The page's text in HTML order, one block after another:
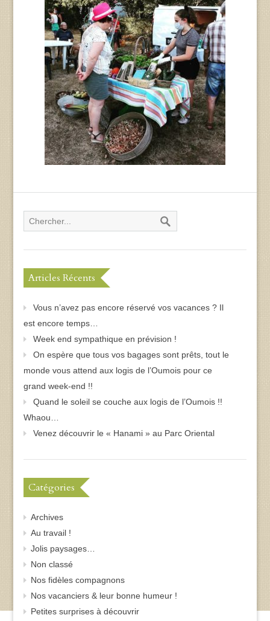
Articles Récents
Vous n’avez pas encore réservé vos vacances ? Il
est encore temps…
Week end sympathique en prévision !
On espère que tous vos bagages sont prêts, tout le
monde vous attend aux logis de l’Oumois pour ce
grand week-end !!
Quand le soleil se couche aux logis de l’Oumois !!
Whaou…
Venez découvrir le « Hanami » au Parc Oriental
Catégories
Archives
Au travail !
Jolis paysages…
Non classé
Nos fidèles compagnons
Nos vacanciers & leur bonne humeur !
Petites surprises à découvrir